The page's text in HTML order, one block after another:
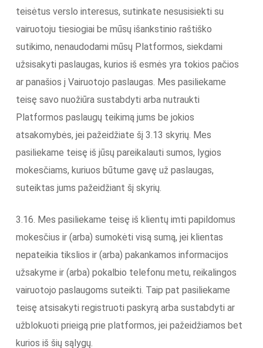
teisėtus verslo interesus, sutinkate nesusisiekti su
vairuotoju tiesiogiai be mūsų išankstinio raštiško
sutikimo, nenaudodami mūsų Platformos, siekdami
užsisakyti paslaugas, kurios iš esmės yra tokios pačios
ar panašios į Vairuotojo paslaugas. Mes pasiliekame
teisę savo nuožiūra sustabdyti arba nutraukti
Platformos paslaugų teikimą jums be jokios
atsakomybės, jei pažeidžiate šį 3.13 skyrių. Mes
pasiliekame teisę iš jūsų pareikalauti sumos, lygios
mokesčiams, kuriuos būtume gavę už paslaugas,
suteiktas jums pažeidžiant šį skyrių.
3.16. Mes pasiliekame teisę iš klientų imti papildomus
mokesčius ir (arba) sumokėti visą sumą, jei klientas
nepateikia tikslios ir (arba) pakankamos informacijos
užsakyme ir (arba) pokalbio telefonu metu, reikalingos
vairuotojo paslaugoms suteikti. Taip pat pasiliekame
teisę atsisakyti registruoti paskyrą arba sustabdyti ar
užblokuoti prieigą prie platformos, jei pažeidžiamos bet
kurios iš šių sąlygų.